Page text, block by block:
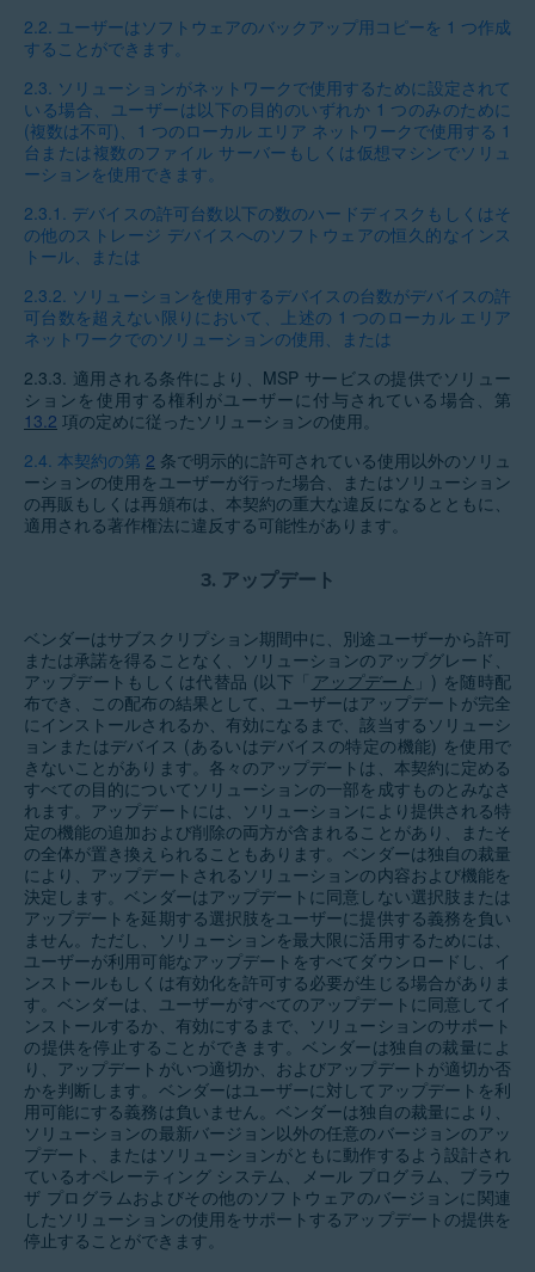
2.2. ユーザーはソフトウェアのバックアップ用コピーを 1 つ作成
することができます。
2.3. ソリューションがネットワークで使用するために設定されて
いる場合、ユーザーは以下の目的のいずれか 1 つのみのために
(複数は不可)、1 つのローカル エリア ネットワークで使用する 1
台または複数のファイル サーバーもしくは仮想マシンでソリュ
ーションを使用できます。
2.3.1. デバイスの許可台数以下の数のハードディスクもしくはそ
の他のストレージ デバイスへのソフトウェアの恒久的なインス
トール、または
2.3.2. ソリューションを使用するデバイスの台数がデバイスの許
可台数を超えない限りにおいて、上述の 1 つのローカル エリア
ネットワークでのソリューションの使用、または
2.3.3. 適用される条件により、MSP サービスの提供でソリュー
ションを使用する権利がユーザーに付与されている場合、第
13.2 項の定めに従ったソリューションの使用。
2.4. 本契約の第 2 条で明示的に許可されている使用以外のソリュ
ーションの使用をユーザーが行った場合、またはソリューション
の再販もしくは再頒布は、本契約の重大な違反になるとともに、
適用される著作権法に違反する可能性があります。
3. アップデート
ベンダーはサブスクリプション期間中に、別途ユーザーから許可
または承諾を得ることなく、ソリューションのアップグレード、
アップデートもしくは代替品 (以下「 アップデート 」) を随時配
布でき、この配布の結果として、ユーザーはアップデートが完全
にインストールされるか、有効になるまで、該当するソリューシ
ョンまたはデバイス (あるいはデバイスの特定の機能) を使用で
きないことがあります。各々のアップデートは、本契約に定める
すべての目的についてソリューションの一部を成すものとみなさ
れます。アップデートには、ソリューションにより提供される特
定の機能の追加および削除の両方が含まれることがあり、またそ
の全体が置き換えられることもあります。ベンダーは独自の裁量
により、アップデートされるソリューションの内容および機能を
決定します。ベンダーはアップデートに同意しない選択肢または
アップデートを延期する選択肢をユーザーに提供する義務を負い
ません。ただし、ソリューションを最大限に活用するためには、
ユーザーが利用可能なアップデートをすべてダウンロードし、イ
ンストールもしくは有効化を許可する必要が生じる場合がありま
す。ベンダーは、ユーザーがすべてのアップデートに同意してイ
ンストールするか、有効にするまで、ソリューションのサポート
の提供を停止することができます。ベンダーは独自の裁量によ
り、アップデートがいつ適切か、およびアップデートが適切か否
かを判断します。ベンダーはユーザーに対してアップデートを利
用可能にする義務は負いません。ベンダーは独自の裁量により、
ソリューションの最新バージョン以外の任意のバージョンのアッ
プデート、またはソリューションがともに動作するよう設計され
ているオペレーティング システム、メール プログラム、ブラウ
ザ プログラムおよびその他のソフトウェアのバージョンに関連
したソリューションの使用をサポートするアップデートの提供を
停止することができます。